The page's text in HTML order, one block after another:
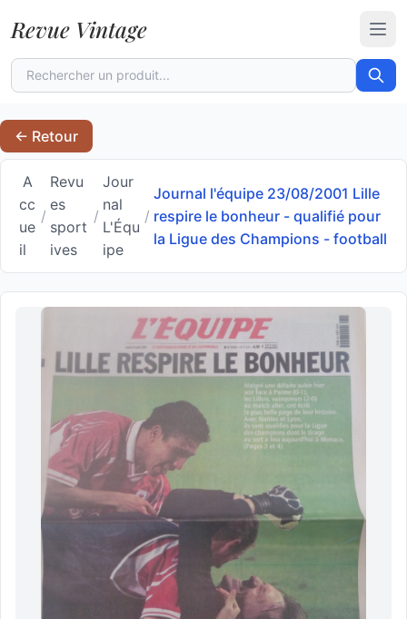
Revue Vintage
← Retour
A
cc
ue
il
/
Revu
es
sport
ives
/
Jour
nal
L'Équ
ipe
/
Journal l'équipe 23/08/2001 Lille
respire le bonheur - qualifié pour
la Ligue des Champions - football